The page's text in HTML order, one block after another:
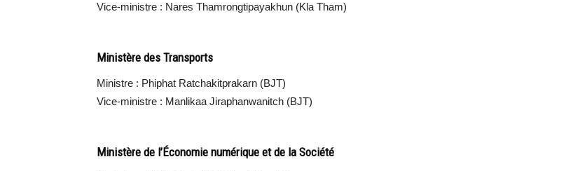
Vice-ministre : Nares Thamrongtipayakhun (Kla Tham)
Ministère des Transports
Ministre : Phiphat Ratchakitprakarn (BJT)
Vice-ministre : Manlikaa Jiraphanwanitch (BJT)
Ministère de l’Économie numérique et de la Société